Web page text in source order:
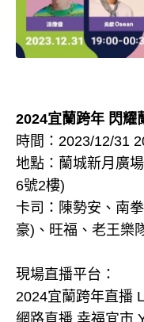
2024宜蘭跨年 閃耀
時間：2023/12/31
地點：蘭城新月廣
6號2樓)
卡司：陳勢安、南
豪)、旺福、老王樂
現場直播平台：
2024宜蘭跨年直播